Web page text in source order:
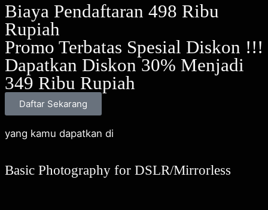
Biaya Pendaftaran 498 Ribu
Rupiah
Promo Terbatas Spesial Diskon !!!
Dapatkan Diskon 30% Menjadi
349 Ribu Rupiah
Daftar Sekarang
yang kamu dapatkan di
Basic Photography for DSLR/Mirrorless